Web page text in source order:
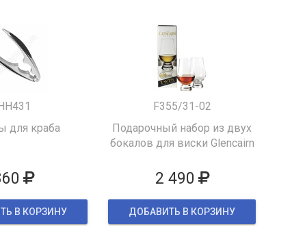
для краба
В КОРЗИНУ
F355/31-02
Подарочный набор из двух
бокалов для виски Glencairn
2 490
ДОБАВИТЬ В КОРЗИНУ